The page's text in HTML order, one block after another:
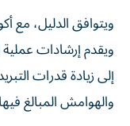
ويتوافق الدليل، مع
ويقدم إرشادات
إلى زيادة قدرات
والهوامش المبالغ